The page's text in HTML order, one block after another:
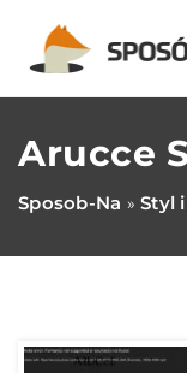
Arucce
Sposob-Na » Styl